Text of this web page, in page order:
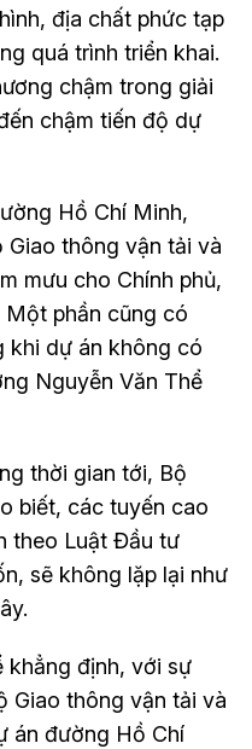
địa chất phức tạp
quá trình triển khai.
chậm trong giải
chậm tiến độ dự
Hồ Chí Minh,
Giao thông vận tải và
mưu cho Chính phủ,
phần cũng có
khi dự án không có
Nguyễn Văn Thể
thời gian tới, Bộ
biết, các tuyến cao
theo Luật Đầu tư
sẽ không lặp lại như
khẳng định, với sự
Giao thông vận tải và
án đường Hồ Chí